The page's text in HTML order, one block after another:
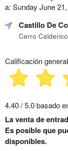
a: Sunday June
Castillo De
Cerro
Calificación
4.40 / 5.0 basado
La venta de
Es posible que
disponibles.